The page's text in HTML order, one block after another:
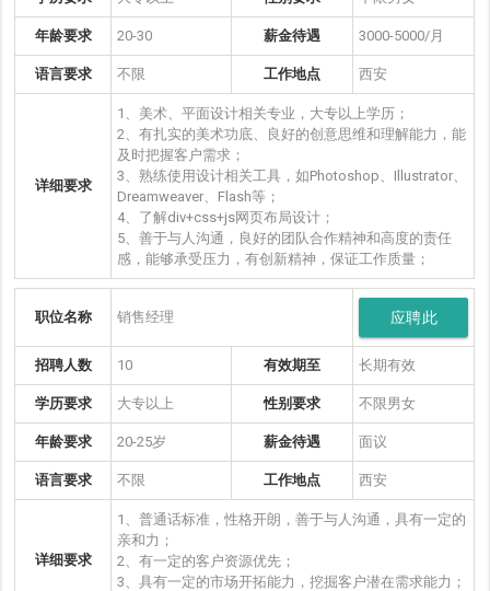
年龄要求 20-30 薪金待遇 3000-5000/月
语言要求 不限 工作地点 西安
详细要求
1、美术、平面设计相关专业，大专以上学历；
2、有扎实的美术功底、良好的创意思维和理解能力，能
及时把握客户需求；
3、熟练使用设计相关工具，如Photoshop、Illustrator、
Dreamweaver、Flash等；
4、了解div+css+js网页布局设计；
5、善于与人沟通，良好的团队合作精神和高度的责任
感，能够承受压力，有创新精神，保证工作质量；
职位名称 销售经理 应聘此
岗位
招聘人数 10 有效期至 长期有效
学历要求 大专以上 性别要求 不限男女
年龄要求 20-25岁 薪金待遇 面议
语言要求 不限 工作地点 西安
详细要求
1、普通话标准，性格开朗，善于与人沟通，具有一定的
亲和力；
2、有一定的客户资源优先；
3、具有一定的市场开拓能力，挖掘客户潜在需求能力；